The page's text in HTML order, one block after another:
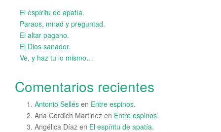
El espíritu de apatía.
Paraos, mirad y preguntad.
El altar pagano.
El Dios sanador.
Ve, y haz tu lo mismo…
Comentarios recientes
Antonio Sellés en Entre espinos.
Ana Cordich Martinez en Entre espinos.
Angélica Díaz en El espíritu de apatía.